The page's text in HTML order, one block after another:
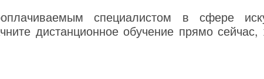
специалистом в сфере
дистанционное обучение прямо